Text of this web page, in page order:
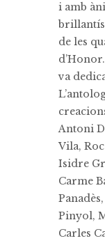
i amb
de les
va
Antoni
Vila,
Isidre
Carme
Pinyol,
Carles